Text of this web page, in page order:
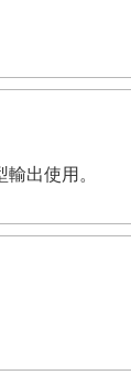
出使用。